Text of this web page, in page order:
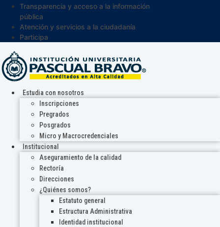
Transparencia y acceso a la información
pública
Atención y servicios a la ciudadanía
Participa
Estudia con nosotros
Inscripciones
Pregrados
Posgrados
Micro y Macrocredenciales
Institucional
Aseguramiento de la calidad
Rectoría
Direcciones
¿Quiénes somos?
Estatuto general
Estructura Administrativa
Identidad institucional